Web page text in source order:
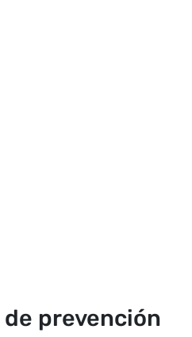
de prevención